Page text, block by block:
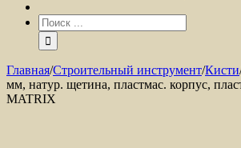
Главная/Строительный инструмент/Кисти
мм, натур. щетина, пластмас. корпус,
MATRIX